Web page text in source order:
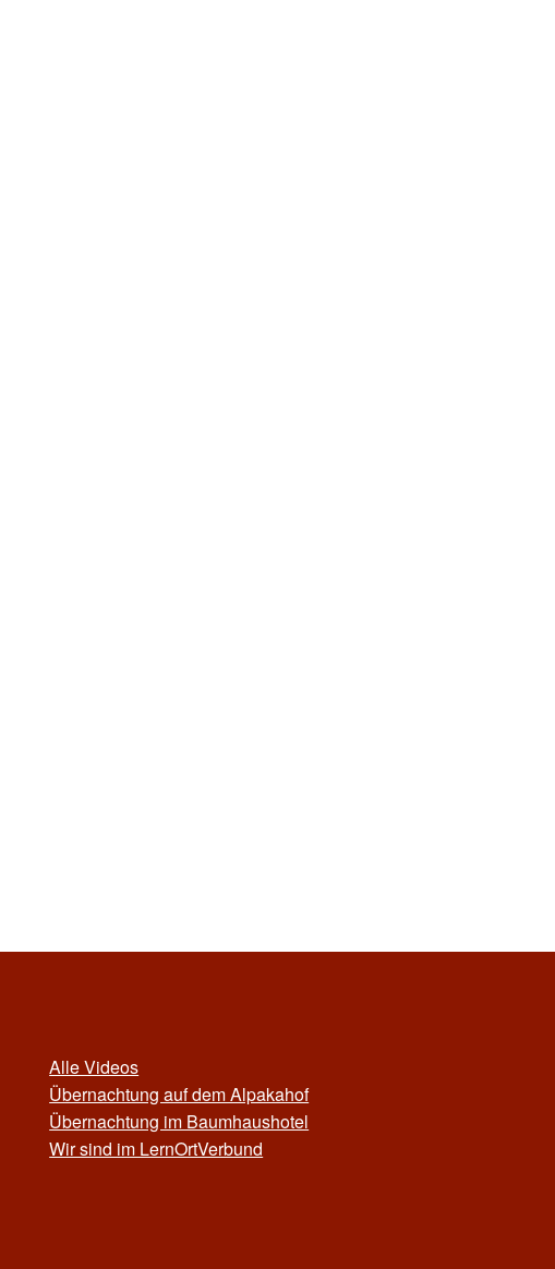
Alle Videos
Übernachtung auf dem Alpakahof
Übernachtung im Baumhaushotel
Wir sind im LernOrtVerbund